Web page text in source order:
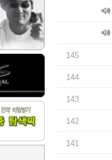
145
144
143
142
141